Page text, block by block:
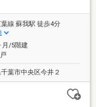
せん。漠然とした不安
な未来へのスタートを
アフターサポート
い』のご購入はゴール
の『住まい』と『暮ら
スを全て無料で提供し
い！
葉線 蘇我駅 徒歩4分
月/5階建
葉市中央区今井２